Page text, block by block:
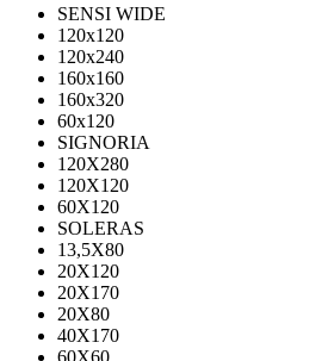
SENSI WIDE
120x120
120x240
160x160
160x320
60x120
SIGNORIA
120X280
120Х120
60X120
SOLERAS
13,5Х80
20Х120
20Х170
20Х80
40Х170
60Х60